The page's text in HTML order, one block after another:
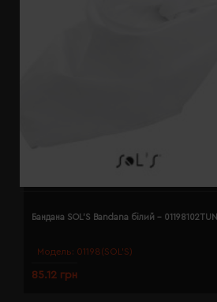
Модель: 01198(SOL’S)
Бандана SOL'S Bandana білий - 01198102TUN
85.12 грн